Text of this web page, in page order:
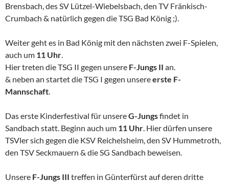
Brensbach, des SV Lützel-Wiebelsbach, den TV Fränkisch-
Crumbach & natürlich gegen die TSG Bad König ;).
Weiter geht es in Bad König mit den nächsten zwei F-Spielen,
auch um 11 Uhr
Hier treten die TSG II gegen unsere F-Jungs II an.
& neben an startet die TSG I gegen unsereerste F-
Mannschaft
Das erste Kinderfestival für unsereG-Jungsfindet in
Sandbach statt. Beginn auch um 11 Uhr . Hier dürfen unsere
TSVler sich gegen die KSV Reichelsheim, den SV Hummetroth,
den TSV Seckmauern & die SG Sandbach beweisen.
Unsere F-Jungs III treffen in Günterfürst auf deren dritte